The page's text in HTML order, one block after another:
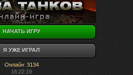
НАЧАТЬ ИГРУ
Я УЖЕ ИГРАЛ
Онлайн: 3134
16:22:19